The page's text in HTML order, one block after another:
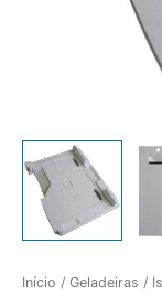
Início / Geladeiras /